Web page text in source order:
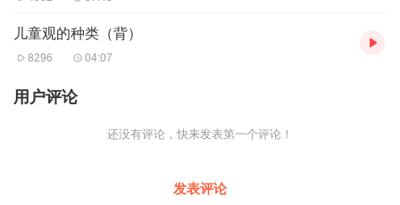
儿童观的种类（背）
8296 04:07
用户评论
还没有评论，快来发表第一个评论！
发表评论